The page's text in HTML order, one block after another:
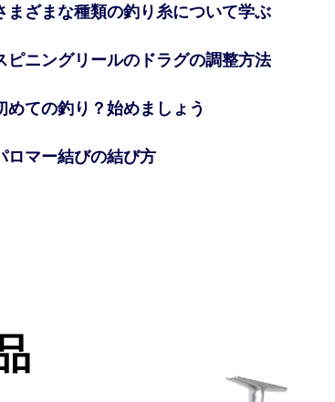
まざまな種類の釣り糸について学ぶ
ピニングリールのドラグの調整方法
めての釣り？始めましょう
ロマー結びの結び方